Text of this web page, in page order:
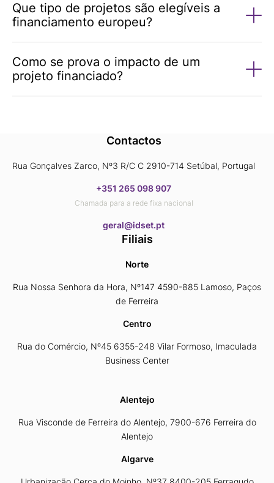
Que tipo de projetos são elegíveis a
financiamento europeu?
Como se prova o impacto de um
projeto financiado?
Contactos
Rua Gonçalves Zarco, Nº3 R/C C 2910-714 Setúbal, Portugal
+351 265 098 907
Chamada para a rede fixa nacional
​​​​​​​geral@idset.pt
Filiais
Norte
Rua Nossa Senhora da Hora, Nº147 4590-885 Lamoso, Paços
de Ferreira
Centro
Rua do Comércio, Nº45 6355-248 Vilar Formoso, Imaculada
Business Center
Alentejo
Rua Visconde de Ferreira do Alentejo, 7900-676 Ferreira do
Alentejo
Algarve